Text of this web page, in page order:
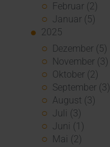
Februar (2)
Januar (5)
2025
Dezember (5)
November (3)
Oktober (2)
September (3)
August (3)
Juli (3)
Juni (1)
Mai (2)